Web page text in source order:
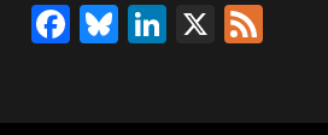
F
Bl
Li X